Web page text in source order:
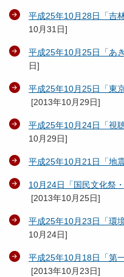
平成25年10月28日「吉
10月31日]
平成25年10月25日「あ
日]
平成25年10月25日「東
[2013年10月29日]
平成25年10月24日「視
10月29日]
平成25年10月21日「地
10月24日「国民文化祭
[2013年10月25日]
平成25年10月23日「環
10月24日]
平成25年10月18日「第
[2013年10月23日]